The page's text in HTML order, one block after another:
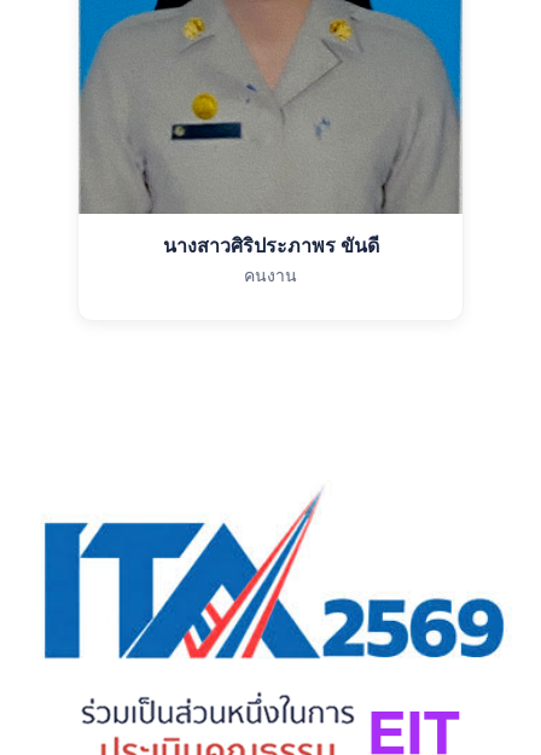
นางสาวศิริประภาพร ขันดี
คนงาน